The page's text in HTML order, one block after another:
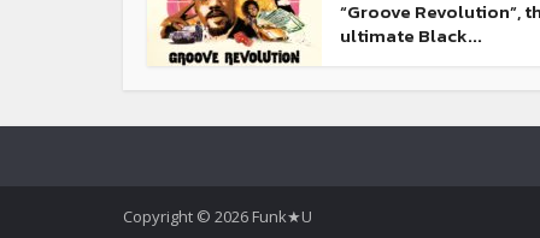
“Groove Revolution”,
ultimate Black...
Copyright © 2026 Funk★U